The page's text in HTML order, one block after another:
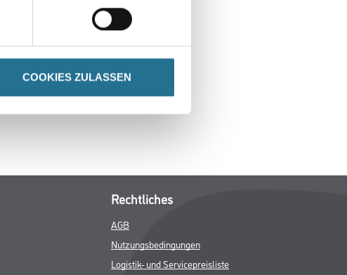
COOKIES ZULASSEN
wie möglich beheben.
sich inspirieren.
Rechtliches
AGB
Nutzungsbedingungen
Logistik- und Servicepreisliste